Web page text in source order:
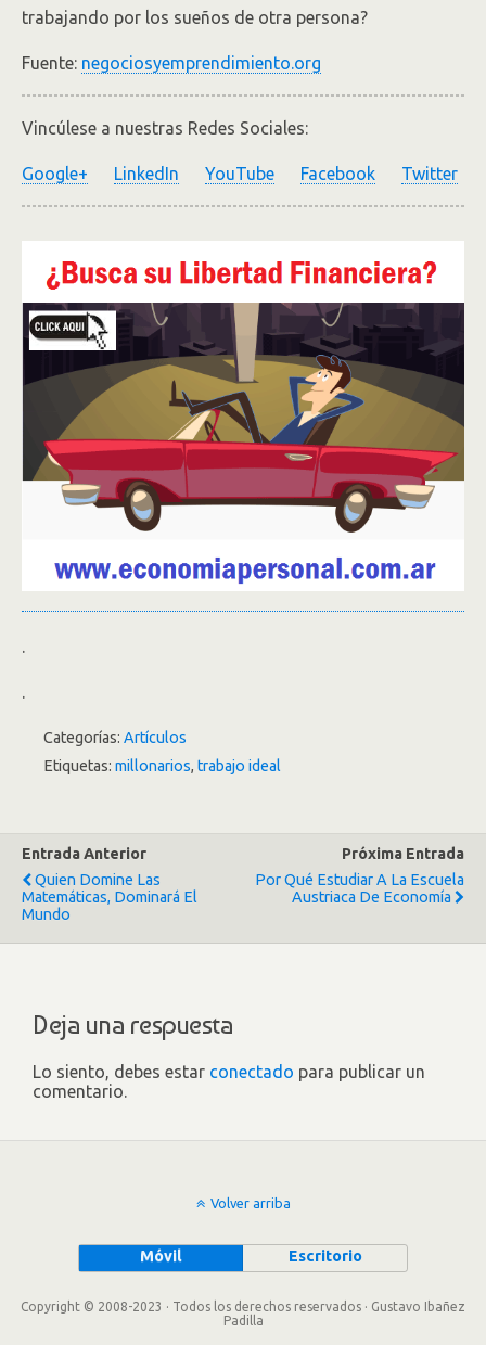
trabajando por los sueños de otra persona?
Fuente: negociosyemprendimiento.org
Vincúlese a nuestras Redes Sociales:
Google+ LinkedIn YouTube Facebook Twitter
.
.
Categorías: Artículos
Etiquetas: millonarios, trabajo ideal
Entrada Anterior
Quien Domine Las
Matemáticas, Dominará El
Mundo
Próxima Entrada
Por Qué Estudiar A La Escuela
Austriaca De Economía
Deja una respuesta
Lo siento, debes estar conectado para publicar un
comentario.
Volver arriba
Móvil Escritorio
Copyright © 2008-2023 · Todos los derechos reservados · Gustavo Ibañez
Padilla